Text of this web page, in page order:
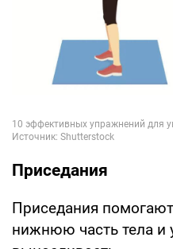
Приседания
Приседания
нижнюю часть тела